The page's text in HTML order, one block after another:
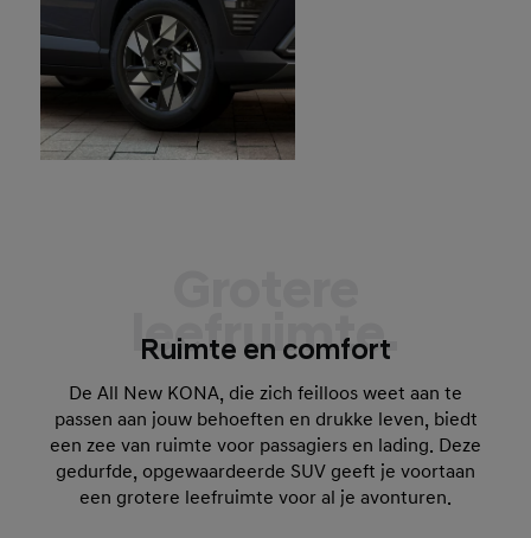
leefruimte.
Ruimte en comfort
De All New KONA, die zich feilloos weet aan te
passen aan jouw behoeften en drukke leven, biedt
een zee van ruimte voor passagiers en lading. Deze
gedurfde, opgewaardeerde SUV geeft je voortaan
een grotere leefruimte voor al je avonturen.